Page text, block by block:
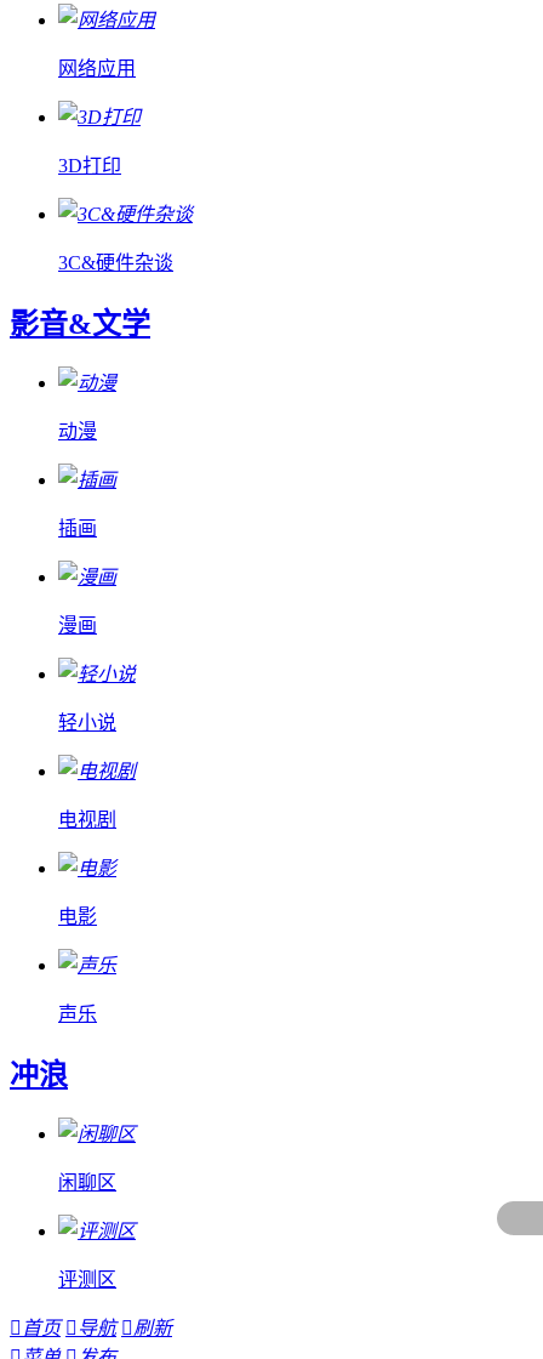
网络应用
3D打印
3C&硬件杂谈
影音&文学
动漫
插画
漫画
轻小说
电视剧
电影
声乐
冲浪
闲聊区
评测区
 首页  导航 刷新